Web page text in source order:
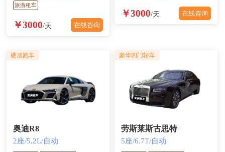
旅游租车
￥3000/天 在线咨询
￥3000/天 在线咨询
奥迪R8
2座/5.2L/自动
硬顶跑车
劳斯莱斯古思特
5座/6.7T/自动
豪华四门轿车